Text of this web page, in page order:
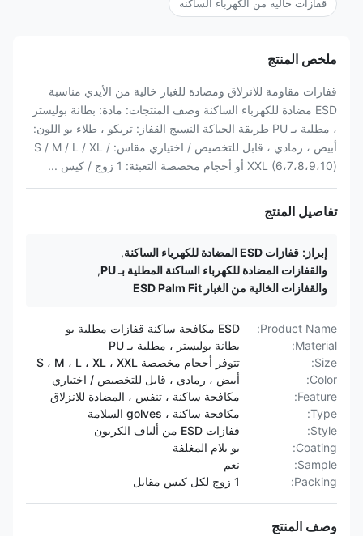
قفازات خالية من الكهرباء الساكنة
ملخص المنتج
قفازات مقاومة للانزلاق ومضادة للغبار خالية من الأيدي مناسبة
ESD مضادة للكهرباء الساكنة وصف المنتجات: مادة: بطانة بوليستر
، مطلية بـ PU طريقة الحياكة النسيج القفاز: تريكو ، طلاء بو اللون:
أبيض ، رمادي ، قابل للتخصيص / اختياري مقاس: S / M / L / XL /
XXL (6،7،8،9،10) أو أحجام مخصصة التعبئة: 1 زوج / كيس ...
تفاصيل المنتج
إبراز: قفازات ESD المضادة للكهرباء الساكنة
,
والقفازات المضادة للكهرباء الساكنة المطلية بـ PU
,
والقفازات الخالية من الغبار ESD Palm Fit
Product Name:
ESD مكافحة ساكنة قفازات مطلية بو
Material:
بطانة بوليستر ، مطلية بـ PU
Size:
تتوفر أحجام مخصصة S ، M ، L ، XL ، XXL
Color:
أبيض ، رمادي ، قابل للتخصيص / اختياري
Feature:
مكافحة ساكنة ، تنفس ، المضادة للانزلاق
Type:
مكافحة ساكنة ، golves السلامة
Style:
قفازات ESD من ألياف الكربون
Coating:
بو بلام المغلفة
Sample:
نعم
Packing:
1 زوج لكل كيس مقابل
وصف المنتج